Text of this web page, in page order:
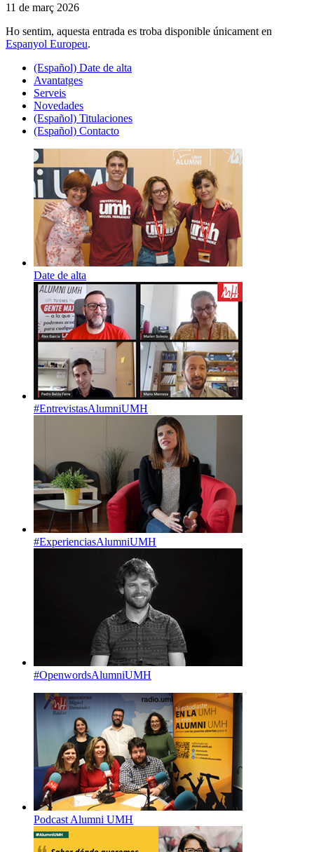
11 de març 2026
Ho sentim, aquesta entrada es troba disponible únicament en
Espanyol Europeu.
(Español) Date de alta
Avantatges
Serveis
Novedades
(Español) Titulaciones
(Español) Contacto
Date de alta
#EntrevistasAlumniUMH
#ExperienciasAlumniUMH
#OpenwordsAlumniUMH
Podcast Alumni UMH